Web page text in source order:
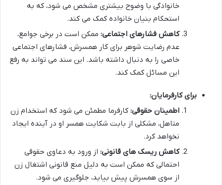
خانوادگی با وضوح بیشتری مشخص می شود، که به
استحکام بنیان خانواده کمک می کند.
کاهش فشارهای اجتماعی: ممکن است در برخی جوامع،
عدم رضایت شوهر برای کار همسرش، فشارهای اجتماعی
خاصی را به دنبال داشته باشد. این سند می تواند به رفع
این مسائل کمک کند.
برای کارفرمایان:
اطمینان حقوقی: کارفرما مطمئن می شود که استخدام زن
متاهل، مشکلی از بابت شکایت همسر او در آینده ایجاد
نخواهد کرد.
کاهش ریسک های قانونی: از ورود به دعاوی حقوقی
احتمالی که ممکن است به دلیل منع قانونی اشتغال زن
از سوی همسرش پیش بیاید، جلوگیری می شود.